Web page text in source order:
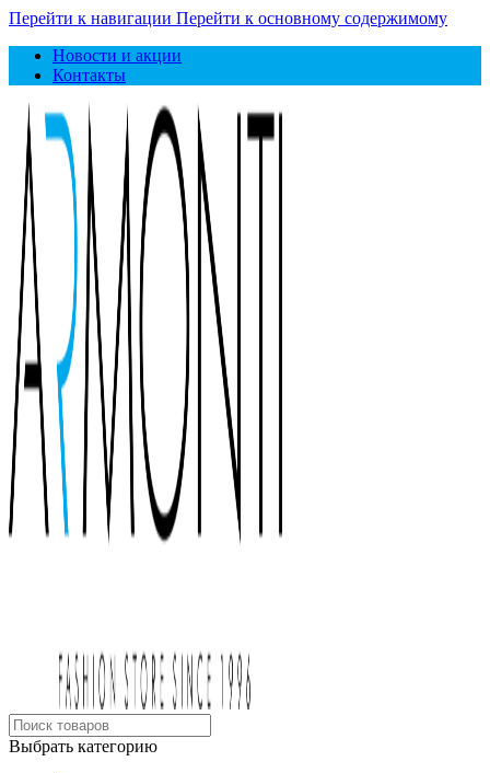
Перейти к навигации Перейти к основному содержимому
Новости и акции
Контакты
Выбрать категорию